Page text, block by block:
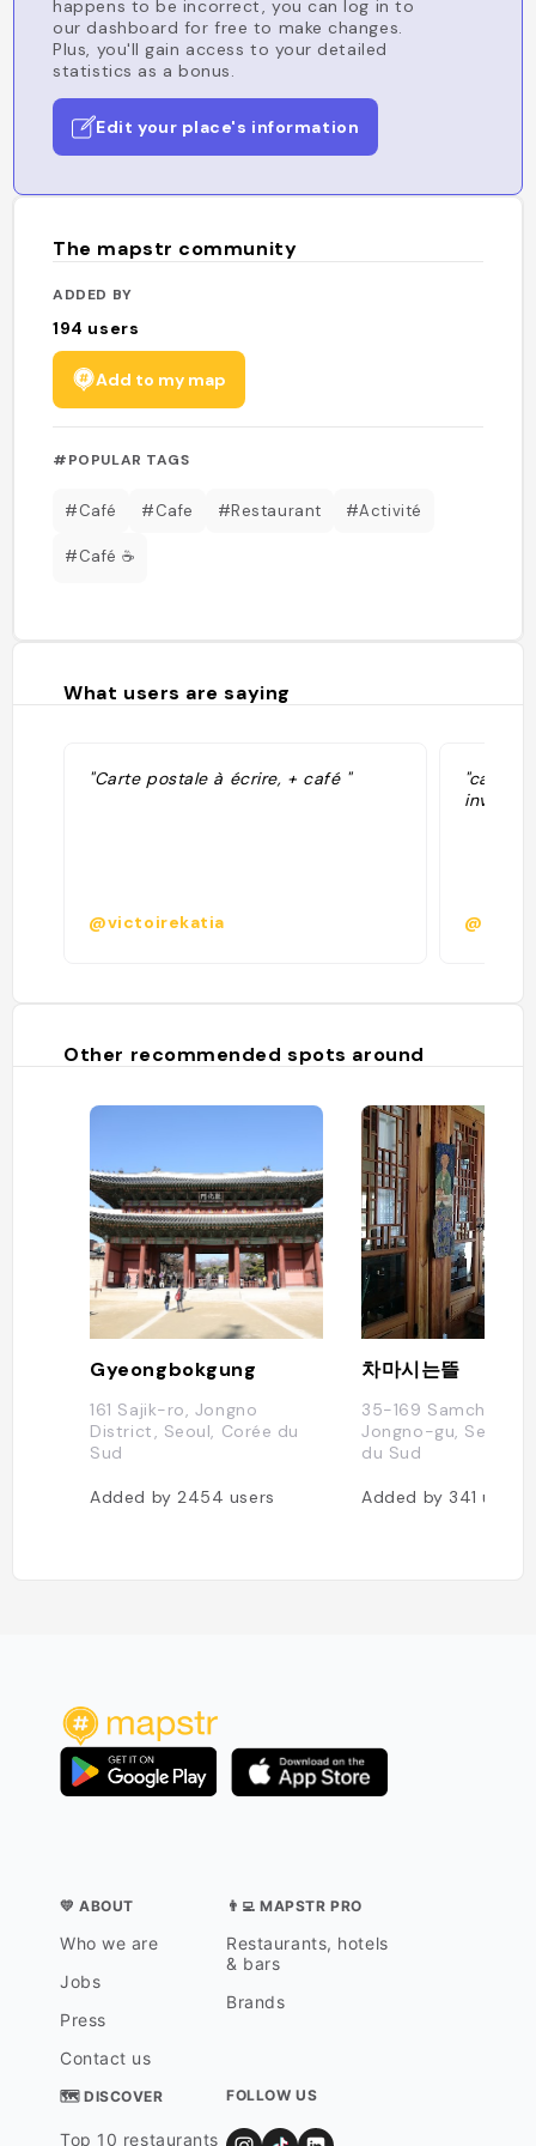
happens to be incorrect, you can log in to
our dashboard for free to make changes.
Plus, you'll gain access to your detailed
statistics as a bonus.
Edit your place's information
The mapstr community
ADDED BY
194 users
Add to my map
#POPULAR TAGS
#Café #Cafe #Restaurant #Activité
#Café ☕️
What users are saying
"Carte postale à écrire, + café "
@victoirekatia
"caffe
inviare
@
Other recommended spots around
Gyeongbokgung
161 Sajik-ro, Jongno
District, Seoul, Corée du
Sud
Added by 2454 users
차마시는뜰
35-169
Jongno-gu, Seoul,
du Sud
Added by 341users
💛 ABOUT
Who we are
Jobs
Press
Contact us
👨‍💻 MAPSTR PRO
Restaurants, hotels
& bars
Brands
🗺 DISCOVER
Top 10 restaurants
FOLLOW US